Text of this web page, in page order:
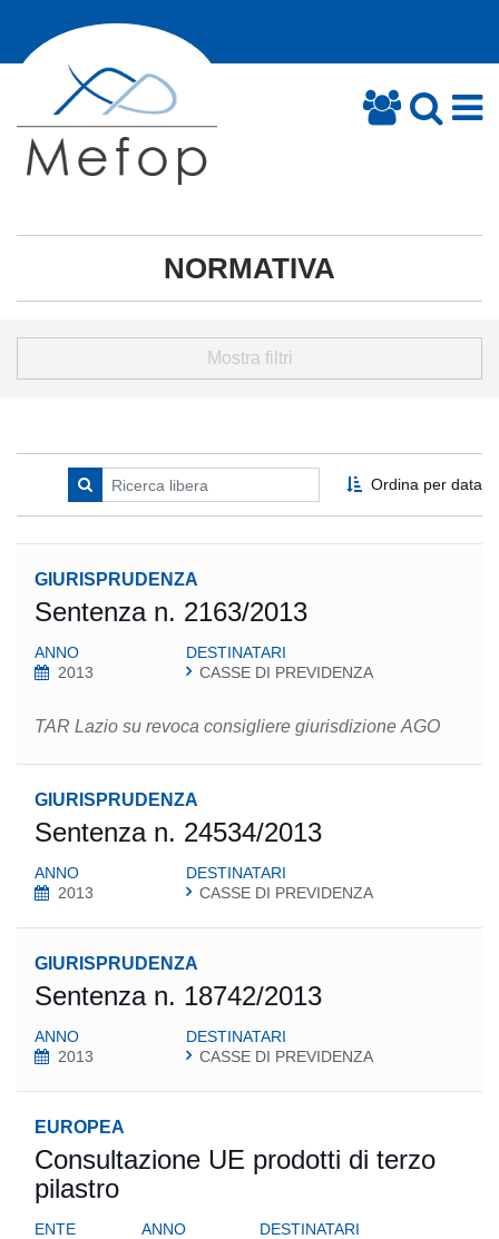
NORMATIVA
Mostra filtri
Ordina per data
GIURISPRUDENZA
Sentenza n. 2163/2013
ANNO
2013
DESTINATARI
CASSE DI PREVIDENZA
TAR Lazio su revoca consigliere giurisdizione AGO
GIURISPRUDENZA
Sentenza n. 24534/2013
ANNO
2013
DESTINATARI
CASSE DI PREVIDENZA
GIURISPRUDENZA
Sentenza n. 18742/2013
ANNO
2013
DESTINATARI
CASSE DI PREVIDENZA
EUROPEA
Consultazione UE prodotti di terzo
pilastro
ENTE
ANNO
DESTINATARI